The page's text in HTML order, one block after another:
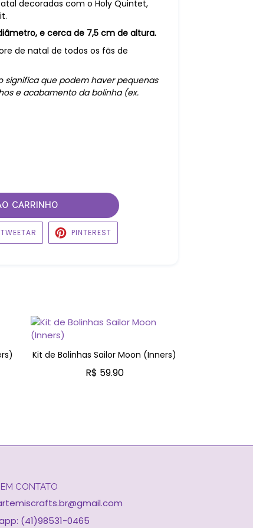
decoradas com o Holy Quintet,
e cerca de 7,5 cm de altura.
de natal de todos os fãs de
significa que podem haver pequenas
e acabamento da bolinha (ex.
CARRINHO
TWEETAR TWEETARPINTERESTPIN
PINTEREST
Kit de Bolinhas Sailor Moon (Inners)
R$ 59.90
CONTATO
(41)98531-0465